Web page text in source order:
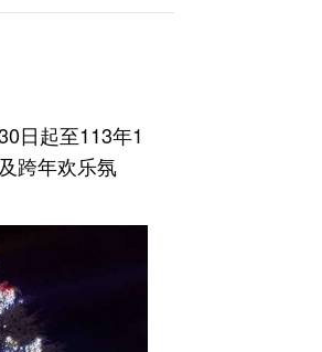
日起至113年1
跨年欢乐氛